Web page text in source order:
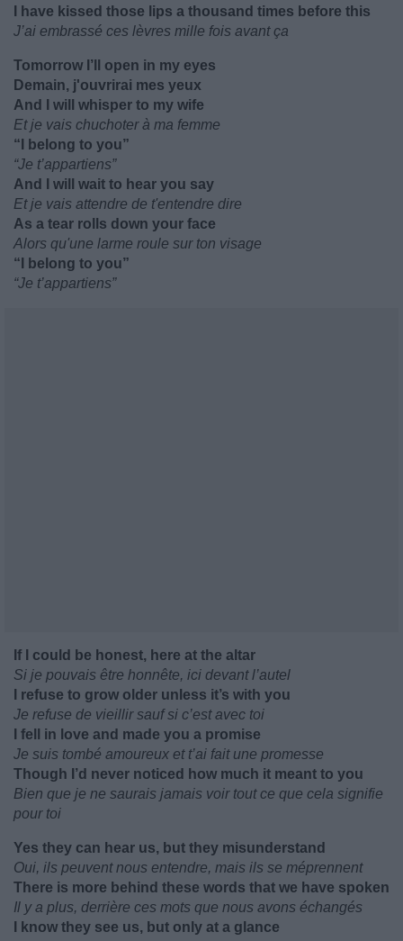
I have kissed those lips a thousand times before this
J’ai embrassé ces lèvres mille fois avant ça
Tomorrow I’ll open in my eyes
Demain, j'ouvrirai mes yeux
And I will whisper to my wife
Et je vais chuchoter à ma femme
“I belong to you”
“Je t’appartiens”
And I will wait to hear you say
Et je vais attendre de t'entendre dire
As a tear rolls down your face
Alors qu'une larme roule sur ton visage
“I belong to you”
“Je t’appartiens”
If I could be honest, here at the altar
Si je pouvais être honnête, ici devant l’autel
I refuse to grow older unless it’s with you
Je refuse de vieillir sauf si c’est avec toi
I fell in love and made you a promise
Je suis tombé amoureux et t’ai fait une promesse
Though I’d never noticed how much it meant to you
Bien que je ne saurais jamais voir tout ce que cela signifie
pour toi
Yes they can hear us, but they misunderstand
Oui, ils peuvent nous entendre, mais ils se méprennent
There is more behind these words that we have spoken
Il y a plus, derrière ces mots que nous avons échangés
I know they see us, but only at a glance